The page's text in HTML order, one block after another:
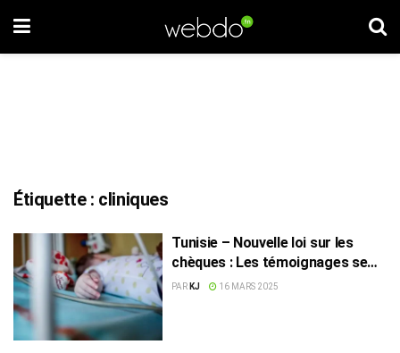
Étiquette : cliniques
Tunisie – Nouvelle loi sur les
chèques : Les témoignages se
multiplient autour des pratiques
PAR KJ 16 MARS 2025